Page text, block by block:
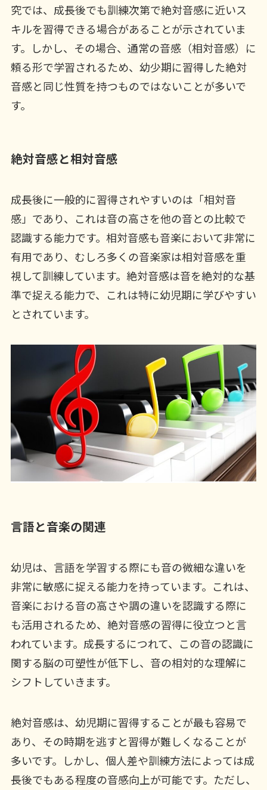
究では、成長後でも訓練次第で絶対音感に近いス
キルを習得できる場合があることが示されていま
す。しかし、その場合、通常の音感（相対音感）に
頼る形で学習されるため、幼少期に習得した絶対
音感と同じ性質を持つものではないことが多いで
す。
絶対音感と相対音感
成長後に一般的に習得されやすいのは「相対音
感」であり、これは音の高さを他の音との比較で
認識する能力です。相対音感も音楽において非常に
有用であり、むしろ多くの音楽家は相対音感を重
視して訓練しています。絶対音感は音を絶対的な基
準で捉える能力で、これは特に幼児期に学びやすい
とされています。
言語と音楽の関連
幼児は、言語を学習する際にも音の微細な違いを
非常に敏感に捉える能力を持っています。これは、
音楽における音の高さや調の違いを認識する際に
も活用されるため、絶対音感の習得に役立つと言
われています。成長するにつれて、この音の認識に
関する脳の可塑性が低下し、音の相対的な理解に
シフトしていきます。
絶対音感は、幼児期に習得することが最も容易で
あり、その時期を逃すと習得が難しくなることが
多いです。しかし、個人差や訓練方法によっては成
長後でもある程度の音感向上が可能です。ただし、